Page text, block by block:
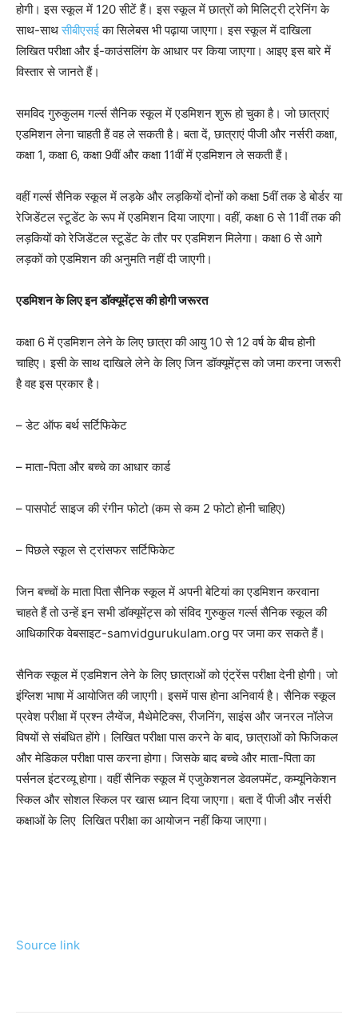
होगी। इस स्‍कूल में 120 सीटें हैं। इस स्कूल में छात्रों को मिलिट्री ट्रेनिंग के
साथ-साथसीबीएसईका सिलेबस भी पढ़ाया जाएगा। इस स्कूल में दाखिला
लिखित परीक्षा और ई-काउंसलिंग के आधार पर किया जाएगा। आइए इस बारे में
विस्तार से जानते हैं।
समविद गुरुकुलम गर्ल्स सैनिक स्कूल में एडमिशन शुरू हो चुका है। जो छात्राएं
एडमिशन लेना चाहती हैं वह ले सकती है। बता दें, छात्राएं पीजी और नर्सरी कक्षा,
कक्षा 1, कक्षा 6, कक्षा 9वीं और कक्षा 11वीं में एडमिशन ले सकती हैं।
वहीं गर्ल्स सैनिक स्कूल में लड़के और लड़कियों दोनों को कक्षा 5वीं तक डे बोर्डर या
रेजिडेंटल स्टूडेंट के रूप में एडमिशन दिया जाएगा। वहीं, कक्षा 6 से 11वीं तक की
लड़कियों को रेजिडेंटल स्टूडेंट के तौर पर एडमिशन मिलेगा। कक्षा 6 से आगे
लड़कों को एडमिशन की अनुमति नहीं दी जाएगी।
एडमिशन के लिए इन डॉक्यूमेंट्स की होगी जरूरत
कक्षा 6 में एडमिशन लेने के लिए छात्रा की आयु 10 से 12 वर्ष के बीच होनी
चाहिए। इसी के साथ दाखिले लेने के लिए जिन डॉक्यूमेंट्स को जमा करना जरूरी
है वह इस प्रकार है।
– डेट ऑफ बर्थ सर्टिफिकेट
– माता-पिता और बच्चे का आधार कार्ड
– पासपोर्ट साइज की रंगीन फोटो (कम से कम 2 फोटो होनी चाहिए)
– पिछले स्कूल से ट्रांसफर सर्टिफिकेट
जिन बच्चों के माता पिता सैनिक स्कूल में अपनी बेटियां का एडमिशन करवाना
चाहते हैं तो उन्हें इन सभी डॉक्यूमेंट्स को संविद गुरुकुल गर्ल्स सैनिक स्कूल की
आधिकारिक वेबसाइट-samvidgurukulam.org पर जमा कर सकते हैं।
सैनिक स्कूल में एडमिशन लेने के लिए छात्राओं को एंट्रेंस परीक्षा देनी होगी। जो
इंग्लिश भाषा में आयोजित की जाएगी। इसमें पास होना अनिवार्य है। सैनिक स्कूल
प्रवेश परीक्षा में प्रश्न लैग्वेंज, मैथेमेटिक्स, रीजनिंग, साइंस और जनरल नॉलेज
विषयों से संबंधित होंगे। लिखित परीक्षा पास करने के बाद, छात्राओं को फिजिकल
और मेडिकल परीक्षा पास करना होगा। जिसके बाद बच्चे और माता-पिता का
पर्सनल इंटरव्यू होगा। वहीं सैनिक स्कूल में एजुकेशनल डेवलपमेंट, कम्यूनिकेशन
स्किल और सोशल स्किल पर खास ध्यान दिया जाएगा। बता दें पीजी और नर्सरी
कक्षाओं के लिए लिखित परीक्षा का आयोजन नहीं किया जाएगा।
Source link